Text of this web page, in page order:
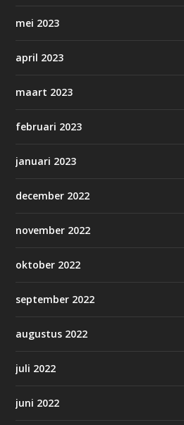
mei 2023
april 2023
maart 2023
februari 2023
januari 2023
december 2022
november 2022
oktober 2022
september 2022
augustus 2022
juli 2022
juni 2022